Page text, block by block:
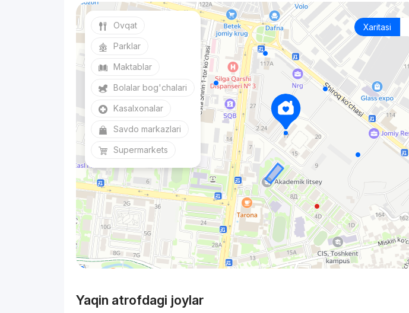
Xaritasi
Ovqat
Parklar
Maktablar
Bolalar bog'chalari
Kasalxonalar
Savdo markazlari
Supermarkets
Yaqin atrofdagi joylar